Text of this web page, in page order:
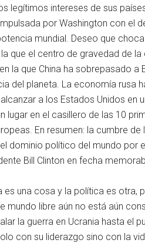
legítimos intereses de sus
por Washington con el
mundial. Deseo que
que el centro de gravedad de
la que China ha sobrepasado a
del planeta. La economía rusa
a los Estados Unidos en
lugar en el casillero de las 10
En resumen: la cumbre
dominio político del mundo por
Bill Clinton en fecha
una cosa y la política es otra,
mundo libre aún no está aún
la guerra en Ucrania hasta el
con su liderazgo sino con la